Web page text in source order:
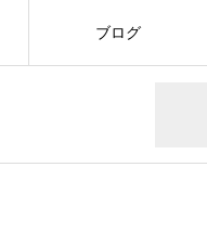
ブログ